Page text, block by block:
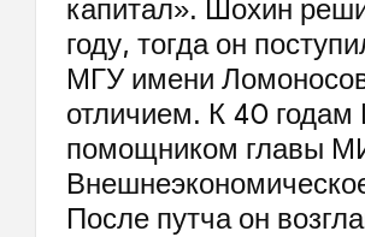
капитал». Шохин
году, тогда он
МГУ имени
отличием. К 40
помощником главы
После путча он